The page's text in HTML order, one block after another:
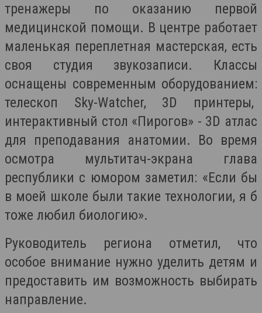
тренажеры по оказанию первой
медицинской помощи. В центре работает
маленькая переплетная мастерская, есть
своя студия звукозаписи. Классы
оснащены современным оборудованием:
телескоп Sky-Watcher, 3D принтеры,
интерактивный стол «Пирогов» - 3D атлас
для преподавания анатомии. Во время
осмотра мультитач-экрана глава
республики с юмором заметил: «Если бы
в моей школе были такие технологии, я б
тоже любил биологию».
Руководитель региона отметил, что
особое внимание нужно уделить детям и
предоставить им возможность выбирать
направление.